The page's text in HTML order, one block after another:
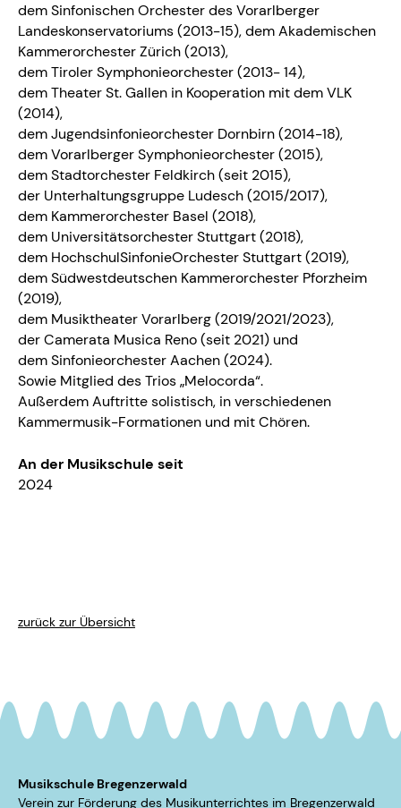
dem Sinfonischen Orchester des Vorarlberger
Landeskonservatoriums (2013-15), dem Akademischen
Kammerorchester Zürich (2013),
dem Tiroler Symphonieorchester (2013- 14),
dem Theater St. Gallen in Kooperation mit dem VLK
(2014),
dem Jugendsinfonieorchester Dornbirn (2014-18),
dem Vorarlberger Symphonieorchester (2015),
dem Stadtorchester Feldkirch (seit 2015),
der Unterhaltungsgruppe Ludesch (2015/2017),
dem Kammerorchester Basel (2018),
dem Universitätsorchester Stuttgart (2018),
dem HochschulSinfonieOrchester Stuttgart (2019),
dem Südwestdeutschen Kammerorchester Pforzheim
(2019),
dem Musiktheater Vorarlberg (2019/2021/2023),
der Camerata Musica Reno (seit 2021) und
dem Sinfonieorchester Aachen (2024).
Sowie Mitglied des Trios „Melocorda“.
Außerdem Auftritte solistisch, in verschiedenen
Kammermusik-Formationen und mit Chören.
An der Musikschule seit
2024
zurück zur Übersicht
Musikschule Bregenzerwald
Verein zur Förderung des Musikunterrichtes im ­Bregenzerwald